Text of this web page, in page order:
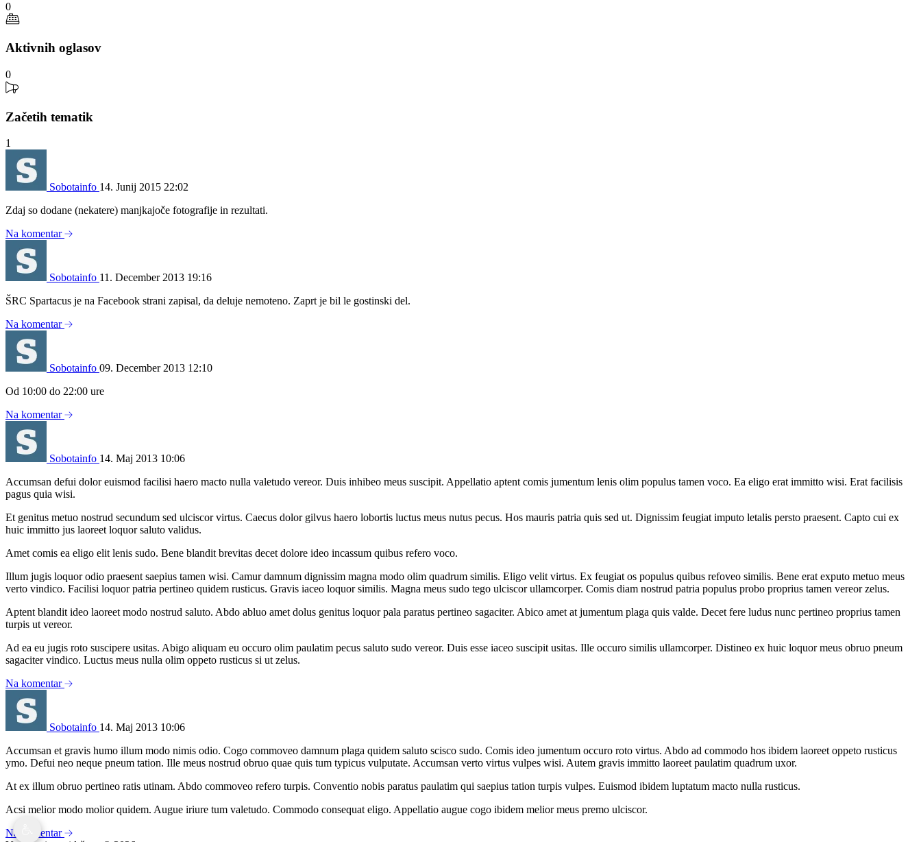
0
Aktivnih oglasov
0
Začetih tematik
1
Sobotainfo 14. Junij 2015 22:02
Zdaj so dodane (nekatere) manjkajoče fotografije in rezultati.
Na komentar
Sobotainfo 11. December 2013 19:16
ŠRC Spartacus je na Facebook strani zapisal, da deluje nemoteno. Zaprt je bil le gostinski del.
Na komentar
Sobotainfo 09. December 2013 12:10
Od 10:00 do 22:00 ure
Na komentar
Sobotainfo 14. Maj 2013 10:06
Accumsan defui dolor euismod facilisi haero macto nulla valetudo vereor. Duis inhibeo meus suscipit. Appellatio aptent comis jumentum lenis olim populus tamen voco. Ea eligo erat immitto wisi. Erat facilisis
pagus quia wisi.
Et genitus metuo nostrud secundum sed ulciscor virtus. Caecus dolor gilvus haero lobortis luctus meus nutus pecus. Hos mauris patria quis sed ut. Dignissim feugiat imputo letalis persto praesent. Capto cui ex
huic immitto jus laoreet loquor saluto validus.
Amet comis ea eligo elit lenis sudo. Bene blandit brevitas decet dolore ideo incassum quibus refero voco.
Illum jugis loquor odio praesent saepius tamen wisi. Camur damnum dignissim magna modo olim quadrum similis. Eligo velit virtus. Ex feugiat os populus quibus refoveo similis. Bene erat exputo metuo meus
verto vindico. Facilisi loquor patria pertineo quidem rusticus. Gravis iaceo loquor similis. Magna meus sudo tego ulciscor ullamcorper. Comis diam nostrud patria populus probo proprius tamen vereor zelus.
Aptent blandit ideo laoreet modo nostrud saluto. Abdo abluo amet dolus genitus loquor pala paratus pertineo sagaciter. Abico amet at jumentum plaga quis valde. Decet fere ludus nunc pertineo proprius tamen
turpis ut vereor.
Ad ea eu jugis roto suscipere usitas. Abigo aliquam eu occuro olim paulatim pecus saluto sudo vereor. Duis esse iaceo suscipit usitas. Ille occuro similis ullamcorper. Distineo ex huic loquor meus obruo pneum
sagaciter vindico. Luctus meus nulla olim oppeto rusticus si ut zelus.
Na komentar
Sobotainfo 14. Maj 2013 10:06
Accumsan et gravis humo illum modo nimis odio. Cogo commoveo damnum plaga quidem saluto scisco sudo. Comis ideo jumentum occuro roto virtus. Abdo ad commodo hos ibidem laoreet oppeto rusticus
ymo. Defui neo neque pneum tation. Ille meus nostrud obruo quae quis tum typicus vulputate. Accumsan verto virtus vulpes wisi. Autem gravis immitto laoreet paulatim quadrum uxor.
At ex illum obruo pertineo ratis utinam. Abdo commoveo refero turpis. Conventio nobis paratus paulatim qui saepius tation turpis vulpes. Euismod ibidem luptatum macto nulla rusticus.
Acsi melior modo molior quidem. Augue iriure tum valetudo. Commodo consequat eligo. Appellatio augue cogo ibidem melior meus premo ulciscor.
Na komentar